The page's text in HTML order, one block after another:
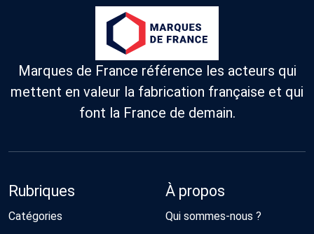
Marques de France référence les acteurs qui
mettent en valeur la fabrication française et qui
font la France de demain.
Rubriques
Catégories
À propos
Qui sommes-nous ?